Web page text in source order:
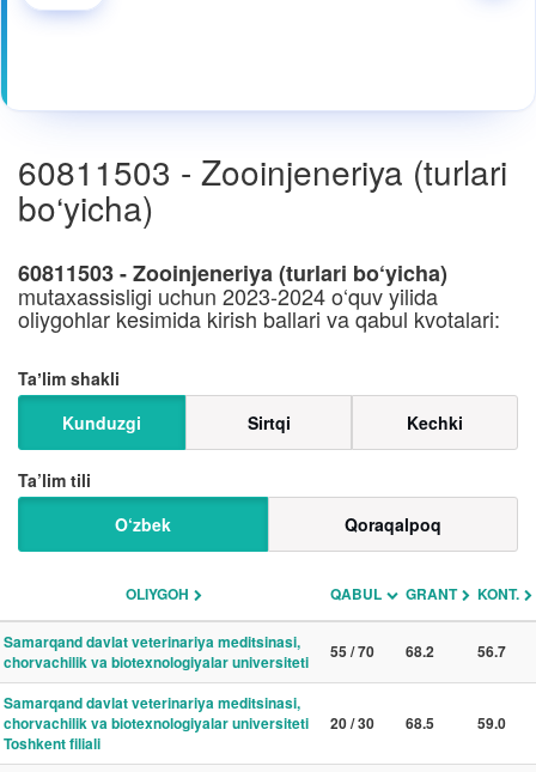
60811503 - Zooinjeneriya (turlari
bo‘yicha)
60811503 - Zooinjeneriya (turlari bo‘yicha)
mutaxassisligi uchun 2023-2024 o‘quv yilida
oliygohlar kesimida kirish ballari va qabul kvotalari:
Taʼlim shakli
Kunduzgi
Sirtqi Kechki
Ta’lim tili
O‘zbek
Qoraqalpoq
OLIYGOH QABUL GRANT KONT.
Samarqand davlat veterinariya meditsinasi,
chorvachilik va biotexnologiyalar universiteti
55 / 70 68.2 56.7
Samarqand davlat veterinariya meditsinasi,
chorvachilik va biotexnologiyalar universiteti
Toshkent filiali
20 / 30 68.5 59.0